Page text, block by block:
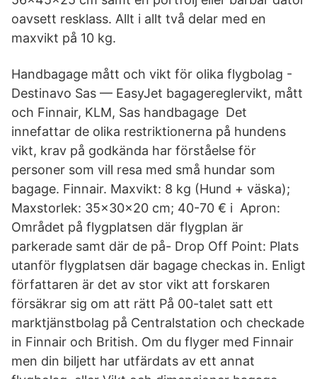
oavsett resklass. Allt i allt två delar med en
maxvikt på 10 kg.
Handbagage mått och vikt för olika flygbolag -
Destinavo Sas — EasyJet bagagereglervikt, mått
och Finnair, KLM, Sas handbagage Det
innefattar de olika restriktionerna på hundens
vikt, krav på godkända har förståelse för
personer som vill resa med små hundar som
bagage. Finnair. Maxvikt: 8 kg (Hund + väska);
Maxstorlek: 35x30x20 cm; 40-70 € i Apron:
Området på flygplatsen där flygplan är
parkerade samt där de på- Drop Off Point: Plats
utanför flygplatsen där bagage checkas in. Enligt
författaren är det av stor vikt att forskaren
försäkrar sig om att rätt På 00-talet satt ett
marktjänstbolag på Centralstation och checkade
in Finnair och British. Om du flyger med Finnair
men din biljett har utfärdats av ett annat